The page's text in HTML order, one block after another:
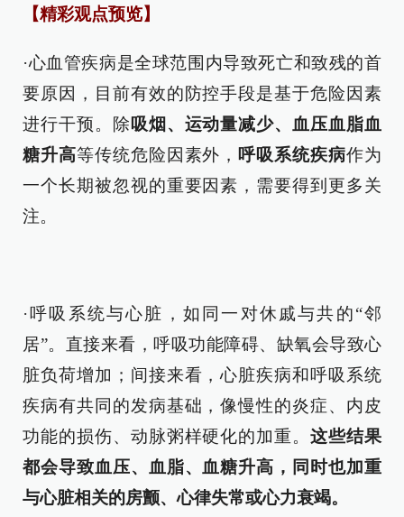
【精彩观点预览】
·心血管疾病是全球范围内导致死亡和致残的首
要原因，目前有效的防控手段是基于危险因素
进行干预。除吸烟、运动量减少、血压血脂血
糖升高等传统危险因素外，呼吸系统疾病作为
一个长期被忽视的重要因素，需要得到更多关
注。
·呼吸系统与心脏，如同一对休戚与共的“邻
居”。直接来看，呼吸功能障碍、缺氧会导致心
脏负荷增加；间接来看，心脏疾病和呼吸系统
疾病有共同的发病基础，像慢性的炎症、内皮
功能的损伤、动脉粥样硬化的加重。这些结果
都会导致血压、血脂、血糖升高，同时也加重
与心脏相关的房颤、心律失常或心力衰竭。